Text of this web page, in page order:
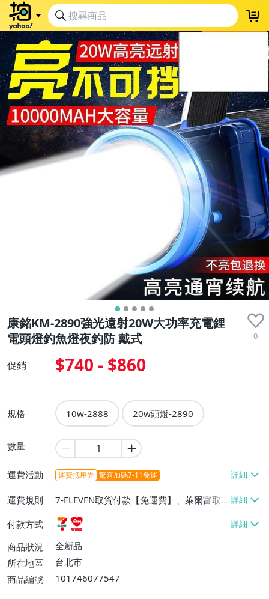
康銘KM-2890強光遠射20W大功率充電鋰
電頭燈釣魚燈夜釣防 戴式
0
促銷 $740 - $860
規格 10w-2888 20w頭燈-2890
數量
運費活動 運費抵用券 驚喜加碼7-11免運
運費規則
7-ELEVEN取貨付款【免運費】、萊爾富取
貨付款【免運費】
付款方式
商品狀況
全新品
所在地區
台北市
商品編號
101746077547